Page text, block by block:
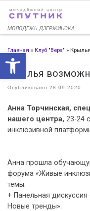
Открыть
Перейти к содержимому
МОЛОДЕЖЬ ДЗЕРЖИНСКА
Главная » Клуб "Вера" »
Крылья
Опубликовано 28.09.2020
Анна Торчинская,
нашего центра, 23-24
инклюзивной
Анна прошла
форума «Живые
темы:
+ Панельная
Новые тренды».